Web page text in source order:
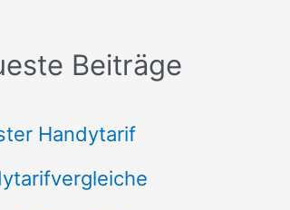
Beiträge
Handytarif